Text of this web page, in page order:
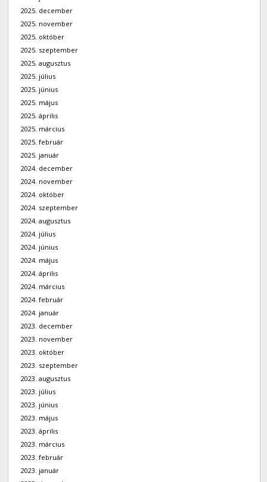
2025. december
2025. november
2025. október
2025. szeptember
2025. augusztus
2025. július
2025. június
2025. május
2025. április
2025. március
2025. február
2025. január
2024. december
2024. november
2024. október
2024. szeptember
2024. augusztus
2024. július
2024. június
2024. május
2024. április
2024. március
2024. február
2024. január
2023. december
2023. november
2023. október
2023. szeptember
2023. augusztus
2023. július
2023. június
2023. május
2023. április
2023. március
2023. február
2023. január